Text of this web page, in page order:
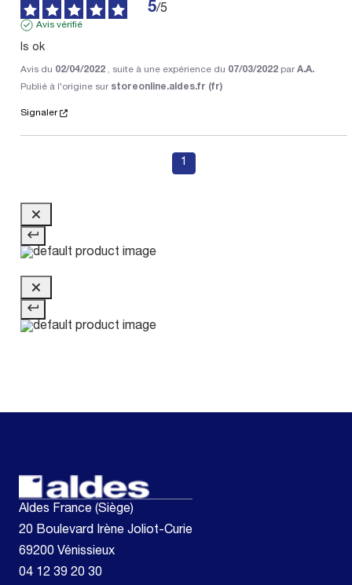
5/5
Avis vérifié
Is ok
Avis du 02/04/2022 , suite à une expérience du 07/03/2022 parA.A.
Publié à l'origine sur storeonline.aldes.fr (fr)
Signaler
1
Aldes France (Siège)
20 Boulevard Irène Joliot-Curie
69200 Vénissieux
04 12 39 20 30